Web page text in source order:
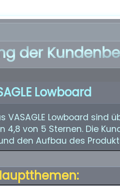
der
Lowboard
VASAGLE Lowboard sind
von 5 Sternen. Die
den Aufbau des